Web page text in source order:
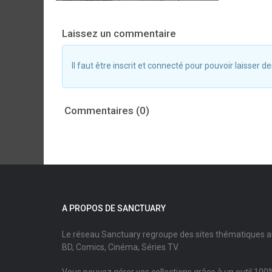
Laissez un commentaire
Il faut être inscrit et connecté pour pouvoir laisser
Commentaires (0)
A PROPOS DE SANCTUARY
Le réseau Sanctuary regroupe des sites thématiques
BD, Comics, Cinéma, Séries TV.